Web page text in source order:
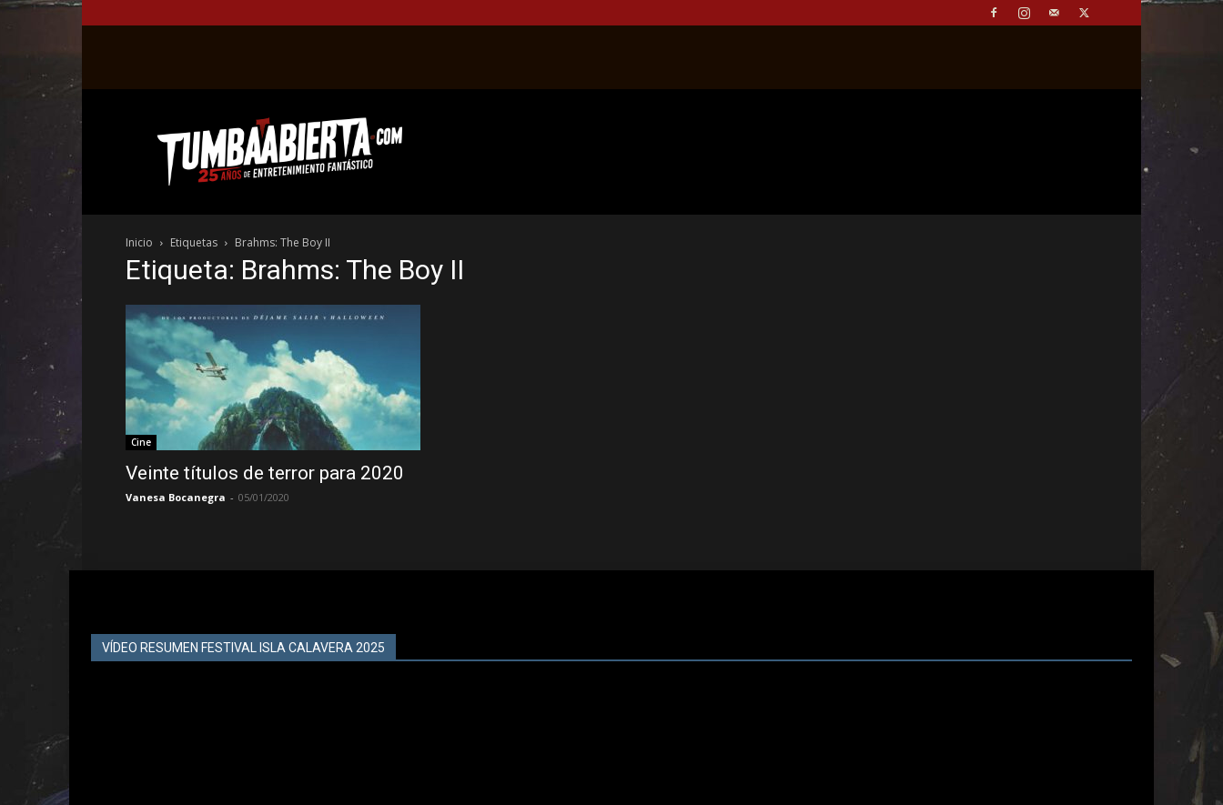
web
del
entretenimiento
el
género
fantástico.
Inicio Etiquetas Brahms: The Boy II
Etiqueta: Brahms: The Boy II
Cine
Veinte títulos de terror para 2020
Vanesa Bocanegra - 05/01/2020
VÍDEO RESUMEN FESTIVAL ISLA CALAVERA 2025